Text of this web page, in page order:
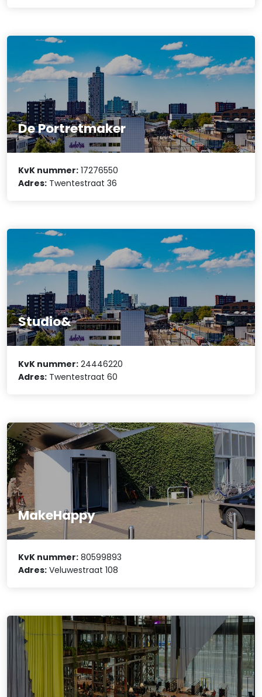
De Portretmaker
KvK nummer: 17276550
Adres: Twentestraat 36
Studio&
KvK nummer: 24446220
Adres: Twentestraat 60
MakeHappy
KvK nummer: 80599893
Adres: Veluwestraat 108